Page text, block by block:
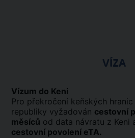
VÍZA
Vízum do Keni
Pro překročení keňských
republiky vyžadován cestovní
měsíců od data návratu z Keni
cestovní povolení eTA.